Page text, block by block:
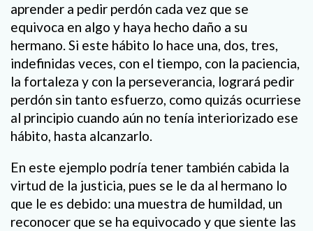
aprender a pedir perdón cada vez que se
equivoca en algo y haya hecho daño a su
hermano. Si este hábito lo hace una, dos, tres,
indefinidas veces, con el tiempo, con la paciencia,
la fortaleza y con la perseverancia, logrará pedir
perdón sin tanto esfuerzo, como quizás ocurriese
al principio cuando aún no tenía interiorizado ese
hábito, hasta alcanzarlo.
En este ejemplo podría tener también cabida la
virtud de la justicia, pues se le da al hermano lo
que le es debido: una muestra de humildad, un
reconocer que se ha equivocado y que siente las